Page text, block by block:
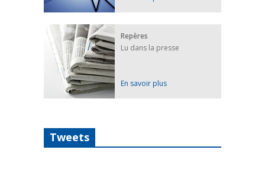
Repères
Lu dans la presse
En savoir plus
Tweets